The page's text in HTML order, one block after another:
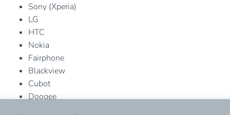
Sony (Xperia)
LG
HTC
Nokia
Fairphone
Blackview
Cubot
Doogee